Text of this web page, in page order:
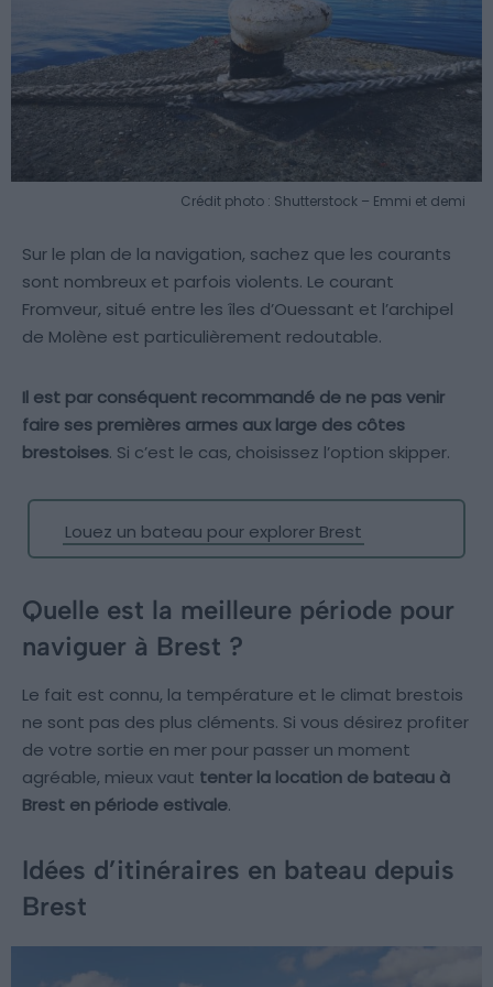
Crédit photo : Shutterstock – Emmi et demi
Sur le plan de la navigation, sachez que les courants
sont nombreux et parfois violents. Le courant
Fromveur, situé entre les îles d’Ouessant et l’archipel
de Molène est particulièrement redoutable.
Il est par conséquent recommandé de ne pas venir
faire ses premières armes aux large des côtes
brestoises. Si c’est le cas, choisissez l’option skipper.
Louez un bateau pour explorer Brest
Quelle est la meilleure période pour
naviguer à Brest ?
Le fait est connu, la température et le climat brestois
ne sont pas des plus cléments. Si vous désirez profiter
de votre sortie en mer pour passer un moment
agréable, mieux vaut tenter la location de bateau à
Brest en période estivale.
Idées d’itinéraires en bateau depuis
Brest